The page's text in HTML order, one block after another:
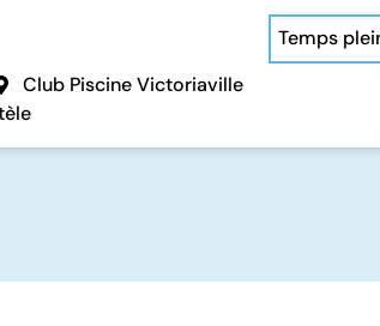
Temps
Club Piscine Victoriaville